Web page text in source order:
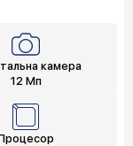
камера
12 Мп